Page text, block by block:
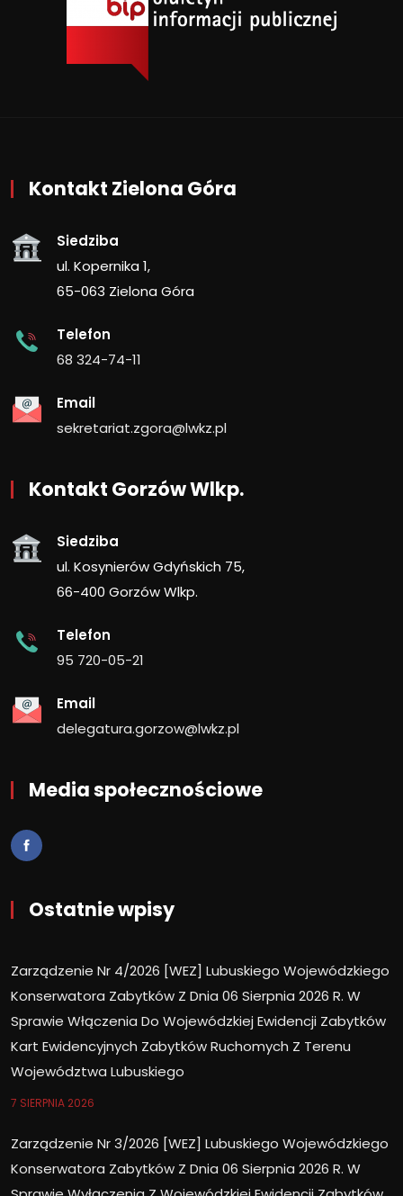
Kontakt Zielona Góra
Siedziba
ul. Kopernika 1,
65-063 Zielona Góra
Telefon
68 324-74-11
Email
sekretariat.zgora@lwkz.pl
Kontakt Gorzów Wlkp.
Siedziba
ul. Kosynierów Gdyńskich 75,
66-400 Gorzów Wlkp.
Telefon
95 720-05-21
Email
delegatura.gorzow@lwkz.pl
Media społecznościowe
Ostatnie wpisy
Zarządzenie Nr 4/2026 [WEZ] Lubuskiego Wojewódzkiego
Konserwatora Zabytków Z Dnia 06 Sierpnia 2026 R. W
Sprawie Włączenia Do Wojewódzkiej Ewidencji Zabytków
Kart Ewidencyjnych Zabytków Ruchomych Z Terenu
Województwa Lubuskiego
7 SIERPNIA 2026
Zarządzenie Nr 3/2026 [WEZ] Lubuskiego Wojewódzkiego
Konserwatora Zabytków Z Dnia 06 Sierpnia 2026 R. W